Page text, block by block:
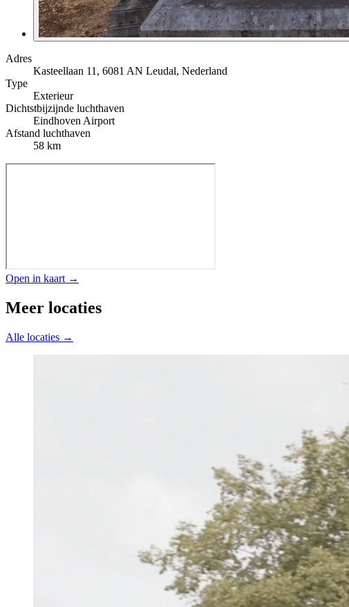
Adres
Kasteellaan 11, 6081 AN Leudal, Nederland
Type
Exterieur
Dichtstbijzijnde luchthaven
Eindhoven Airport
Afstand luchthaven
58 km
Open in kaart →
Meer locaties
Alle locaties →